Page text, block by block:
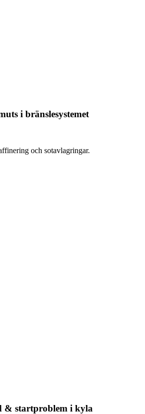
i bränslesystemet
och sotavlagringar.
& startproblem i kyla